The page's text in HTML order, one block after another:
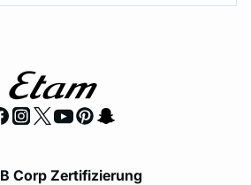
B Corp Zertifizierung